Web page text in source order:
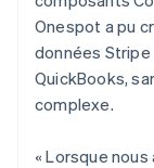
Onespot a pu
données Stripe
QuickBooks,
complexe.
« Lorsque